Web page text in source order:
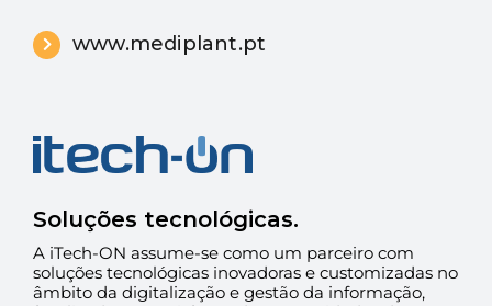
www.mediplant.pt
Soluções tecnológicas.
A iTech-ON assume-se como um parceiro com
soluções tecnológicas inovadoras e customizadas no
âmbito da digitalização e gestão da informação,